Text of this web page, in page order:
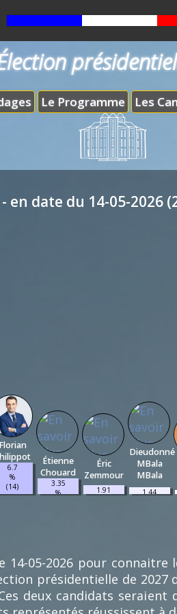
Le Programme Les
en date du 14-05-2026
Florian
6.7
%
(14)
Étienne
Chouard
3.35
%
Éric
Zemmour
1.91
Dieudonné
MBala
MBala
1.44
14-05-2026 pour
présidentielle de 2027
deux candidats